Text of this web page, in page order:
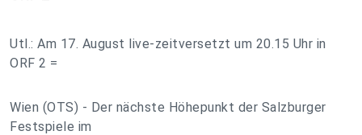
Utl.: Am 17. August live-zeitversetzt um 20.15 Uhr in
ORF 2 =
Wien (OTS) - Der nächste Höhepunkt der Salzburger
Festspiele im